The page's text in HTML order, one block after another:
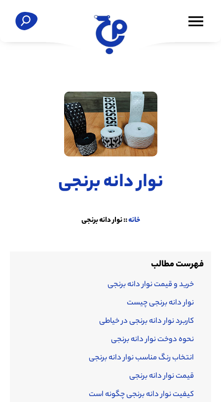
نوار دانه برنجی
خانه::نوار دانه برنجی
فهرست مطالب
خرید و قیمت نوار دانه برنجی
نوار دانه برنجی چیست
کاربرد نوار دانه برنجی در خیاطی
نحوه دوخت نوار دانه برنجی
انتخاب رنگ مناسب نوار دانه برنجی
قیمت نوار دانه برنجی
کیفیت نوار دانه برنجی چگونه است